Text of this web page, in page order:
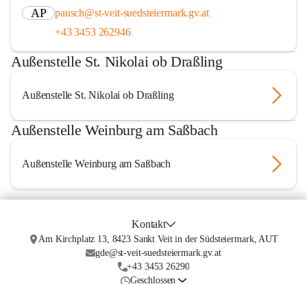
AP
pausch@st-veit-suedsteiermark.gv.at
+43 3453 262946
Außenstelle St. Nikolai ob Draßling
Außenstelle St. Nikolai ob Draßling
Außenstelle Weinburg am Saßbach
Außenstelle Weinburg am Saßbach
Kontakt
Am Kirchplatz 13, 8423 Sankt Veit in der Südsteiermark, AUT
gde@st-veit-suedsteiermark.gv.at
+43 3453 26290
Geschlossen